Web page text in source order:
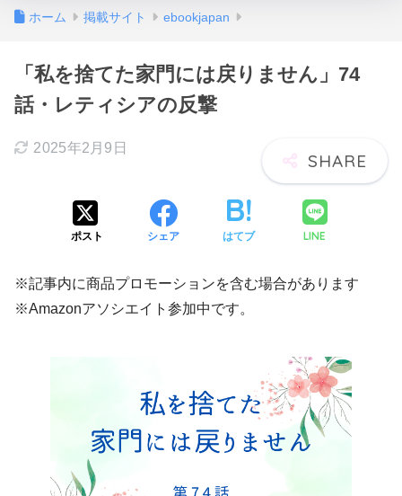
ホーム 掲載サイト ebookjapan
「私を捨てた家門には戻りません」74
話・レティシアの反撃
2025年2月9日
ポスト シェア はてブ LINE
※記事内に商品プロモーションを含む場合があります
※Amazonアソシエイト参加中です。